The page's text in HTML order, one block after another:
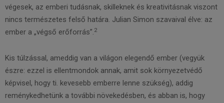
végesek, az emberi tudásnak, skilleknek és kreativitásnak viszont
nincs természetes felső határa. Julian Simon szavaival élve: az
ember a „végső erőforrás”.2
Kis túlzással, ameddig van a világon elegendő ember (vegyük
észre: ezzel is ellentmondok annak, amit sok környezetvédő
képvisel, hogy ti. kevesebb emberre lenne szükség), addig
reménykedhetünk a további növekedésben, és abban is, hogy